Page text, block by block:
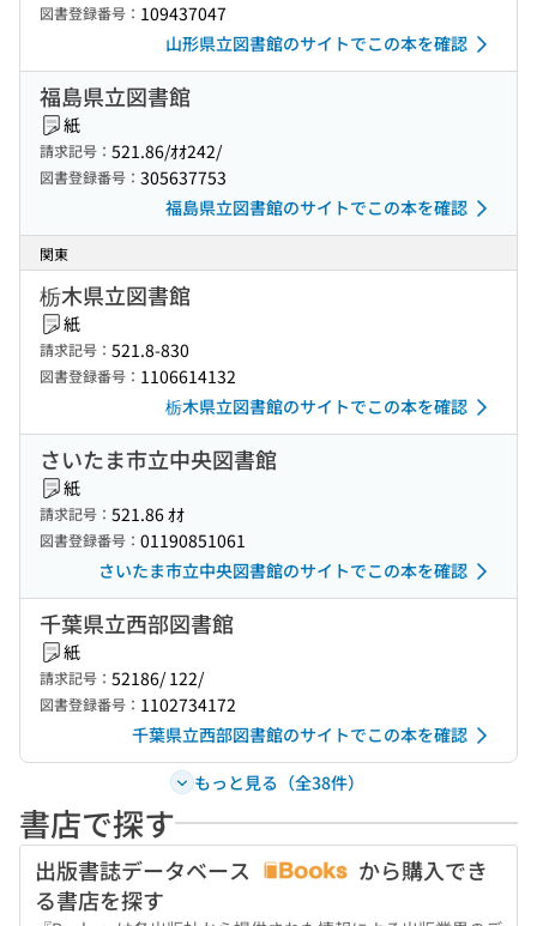
図書登録番号： 109437047
山形県立図書館のサイトでこの本を確認
福島県立図書館
紙
請求記号： 521.86/ｵｵ242/
図書登録番号： 305637753
福島県立図書館のサイトでこの本を確認
関東
栃木県立図書館
紙
請求記号： 521.8-830
図書登録番号： 1106614132
栃木県立図書館のサイトでこの本を確認
さいたま市立中央図書館
紙
請求記号： 521.86 ｵｵ
図書登録番号： 01190851061
さいたま市立中央図書館のサイトでこの本を確認
千葉県立西部図書館
紙
請求記号： 52186/ 122/
図書登録番号： 1102734172
千葉県立西部図書館のサイトでこの本を確認
もっと見る（全38件）
書店で探す
出版書誌データベース
から購入でき
る書店を探す